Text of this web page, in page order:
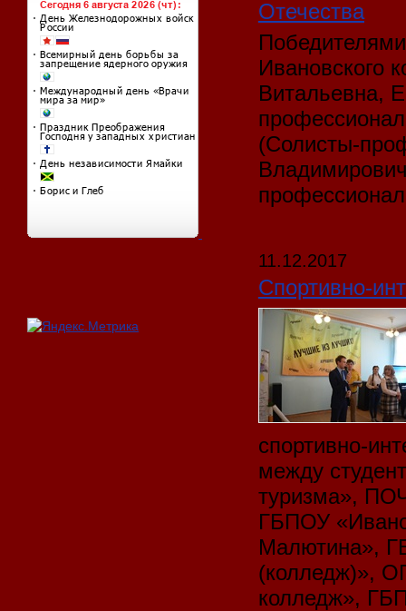
Отечества
Ивановского
Витальевна,
(Солисты-
11.12.2017
Спортивно-
спортивно-
между
туризма»,
ГБПОУ
Малютина»,
(колледж)»,
колледж»,